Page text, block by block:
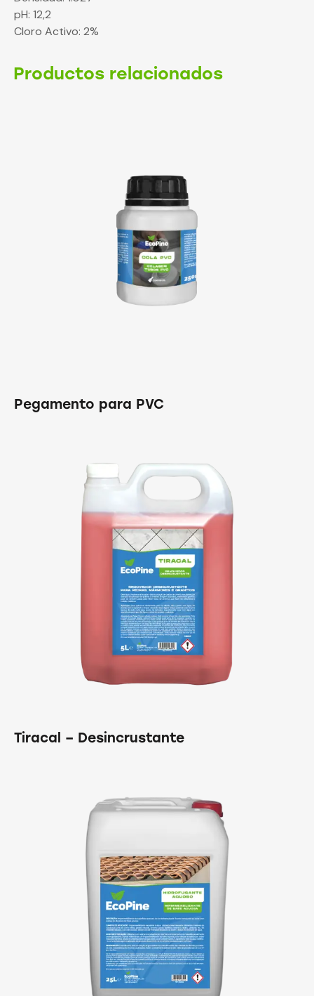
pH: 12,2
Cloro Activo: 2%
Productos relacionados
Pegamento para PVC
Tiracal – Desincrustante